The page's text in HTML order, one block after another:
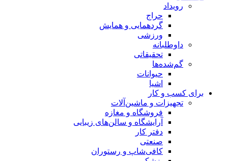
رویداد
حراج
گردهمایی و همایش
ورزشی
داوطلبانه
تحقیقاتی
گم‌شده‌ها
حیوانات
اشیا
برای کسب و کار
تجهیزات و ماشین‌آلات
فروشگاه و مغازه
آرایشگاه و سالن‌های زیبایی
دفتر کار
صنعتی
کافی‌شاپ و رستوران